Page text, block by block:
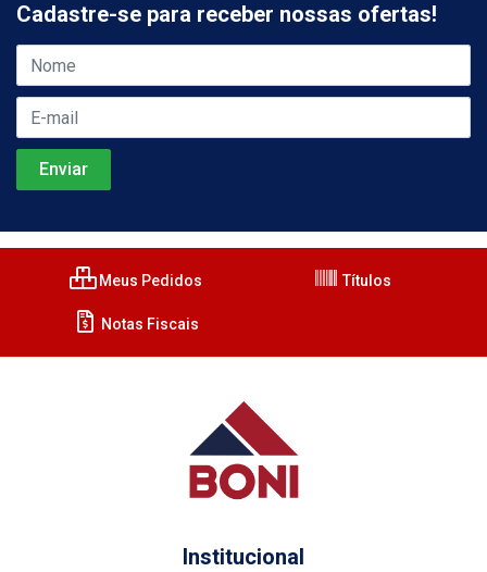
Cadastre-se para receber nossas ofertas!
Meus Pedidos Títulos
Notas Fiscais
Institucional